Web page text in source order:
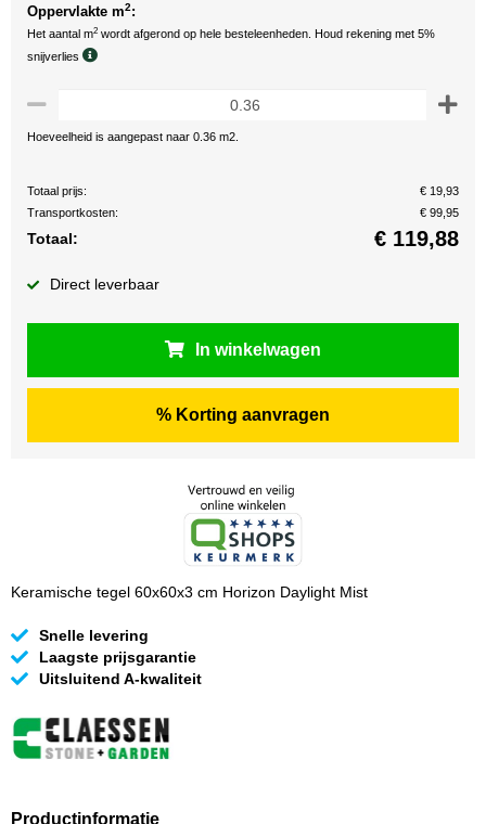
Oppervlakte m2:
Het aantal m2 wordt afgerond op hele besteleenheden. Houd rekening met 5%
snijverlies
Hoeveelheid is aangepast naar 0.36 m2.
Totaal prijs:
€ 19,93
Transportkosten:
€ 99,95
Totaal: € 119,88
Direct leverbaar
In winkelwagen
% Korting aanvragen
Keramische tegel 60x60x3 cm Horizon Daylight Mist
Snelle levering
Laagste prijsgarantie
Uitsluitend A-kwaliteit
Productinformatie